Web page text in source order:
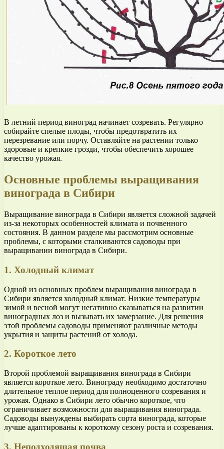
В летний период виноград начинает созревать. Регулярно
собирайте спелые плоды, чтобы предотвратить их
перезревание или порчу. Оставляйте на растении только
здоровые и крепкие грозди, чтобы обеспечить хорошее
качество урожая.
Основные проблемы выращивания
винограда в Сибири
Выращивание винограда в Сибири является сложной задачей
из-за некоторых особенностей климата и почвенного
состояния. В данном разделе мы рассмотрим основные
проблемы, с которыми сталкиваются садоводы при
выращивании винограда в Сибири.
1. Холодный климат
Одной из основных проблем выращивания винограда в
Сибири является холодный климат. Низкие температуры
зимой и весной могут негативно сказываться на развитии
виноградных лоз и вызывать их замерзание. Для решения
этой проблемы садоводы применяют различные методы
укрытия и защиты растений от холода.
2. Короткое лето
Второй проблемой выращивания винограда в Сибири
является короткое лето. Винограду необходимо достаточно
длительное теплое период для полноценного созревания и
урожая. Однако в Сибири лето обычно короткое, что
ограничивает возможности для выращивания винограда.
Садоводы вынуждены выбирать сорта винограда, которые
лучше адаптированы к короткому сезону роста и созревания.
3. Неподходящая почва